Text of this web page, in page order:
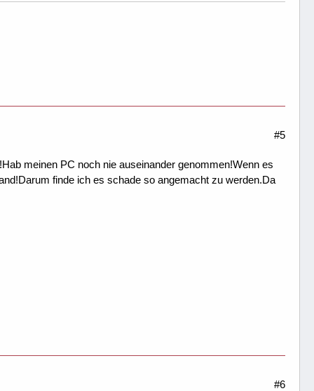
#5
meinen PC noch nie auseinander genommen!Wenn es
finde ich es schade so angemacht zu werden.Da
#6